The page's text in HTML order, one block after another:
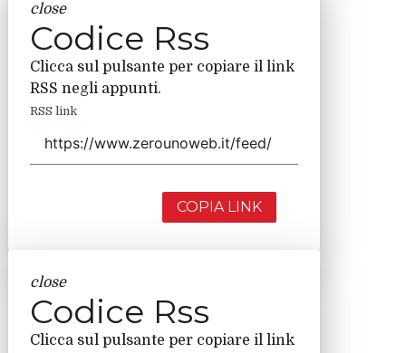
close
Codice Rss
Clicca sul pulsante per copiare il link
RSS negli appunti.
RSS link
COPIA LINK
close
Codice Rss
Clicca sul pulsante per copiare il link